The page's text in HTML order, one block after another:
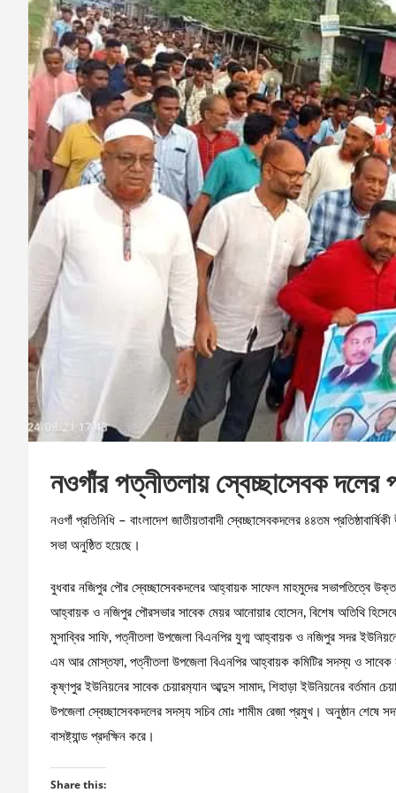
নওগাঁর পত্নীতলায় স্বেচ্ছাসেবক দলের
নওগাঁ প্রতিনিধি – বাংলাদেশ জাতীয়তাবাদী স্বেচ্ছাসেবকদলের ৪৪তম
সভা অনুষ্ঠিত হয়েছে।
বুধবার নজিপুর পৌর স্বেচ্ছাসেবকদলের আহ্বায়ক সাফেল মাহমুদের সভাপতিত্বে
আহ্বায়ক ও নজিপুর পৌরসভার সাবেক মেয়র আনোয়ার হোসেন, বিশেষ অতিথি
মুসাব্বির সাফি, পত্নীতলা উপজেলা বিএনপির যুগ্ম আহ্বায়ক ও নজিপুর সদর
এম আর মোস্তফা, পত্নীতলা উপজেলা বিএনপির আহ্বায়ক কমিটির সদস্য ও সাবেক
কৃষ্ণপুর ইউনিয়নের সাবেক চেয়ারম‍্যান আব্দুস সামাদ, শিহাড়া ইউনিয়নের বর্তমান
উপজেলা স্বেচ্ছাসেবকদলের সদস‍্য সচিব মোঃ শামীম রেজা প্রমুখ। অনুষ্ঠান শেষে
বাসষ্ট‍্যান্ড প্রদক্ষিন করে।
Share this: